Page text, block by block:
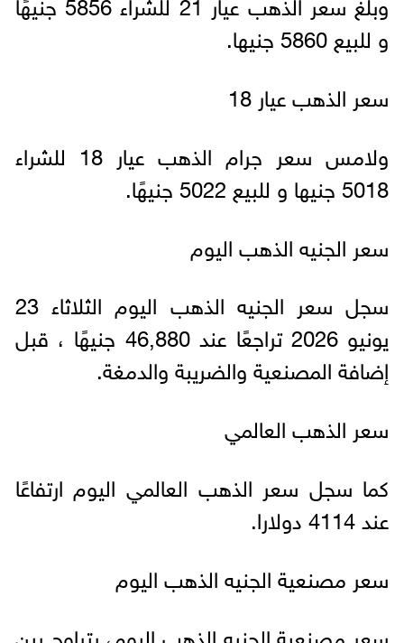
و للبيع 5860 جنيها.
سعر الذهب عيار 18
ولامس سعر جرام الذهب عيار 18 للشراء
5018 جنيها و للبيع 5022 جنيهًا.
سعر الجنيه الذهب اليوم
سجل سعر الجنيه الذهب اليوم الثلاثاء 23
يونيو 2026 تراجعًا عند 46,880 جنيهًا ، قبل
إضافة المصنعية والضريبة والدمغة.
سعر الذهب العالمي
كما سجل سعر الذهب العالمي اليوم ارتفاعًا
عند 4114 دولارا.
سعر مصنعية الجنيه الذهب اليوم
سعر مصنعية الجنيه الذهب اليوم، يتراوح بين